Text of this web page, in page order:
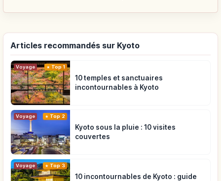
Articles recommandés sur Kyoto
Voyage Top 1
10 temples et sanctuaires
incontournables à Kyoto
Voyage Top 2
Kyoto sous la pluie : 10 visites
couvertes
Voyage Top 3
10 incontournables de Kyoto : guide